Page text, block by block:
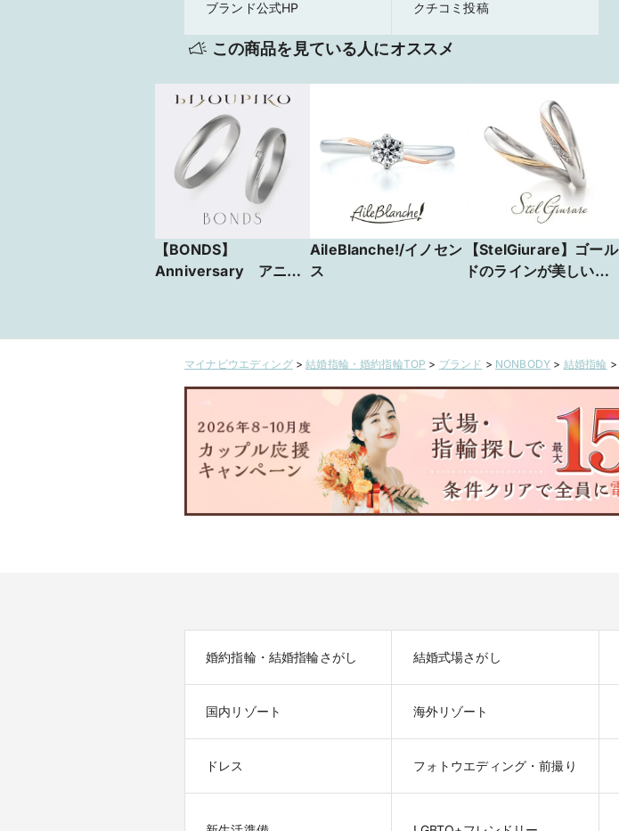
ブランド公式HP クチコミ投稿
この商品を見ている人にオススメ
【BONDS】
Anniversary アニ
AileBlanche!/イノセン
ス
【StelGiurare】ゴール
ドのラインが美しい
マイナビウエディング>結婚指輪・婚約指輪TOP > ブランド > NONBODY > 結婚指輪 >
婚約指輪・結婚指輪さがし 結婚式場さがし
国内リゾート 海外リゾート
ドレス フォトウエディング・前撮り